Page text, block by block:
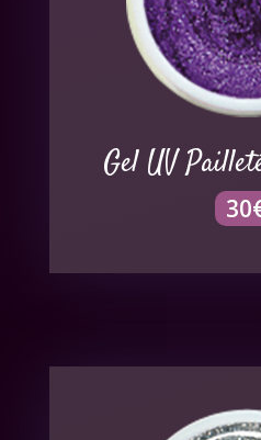
Gel UV
30